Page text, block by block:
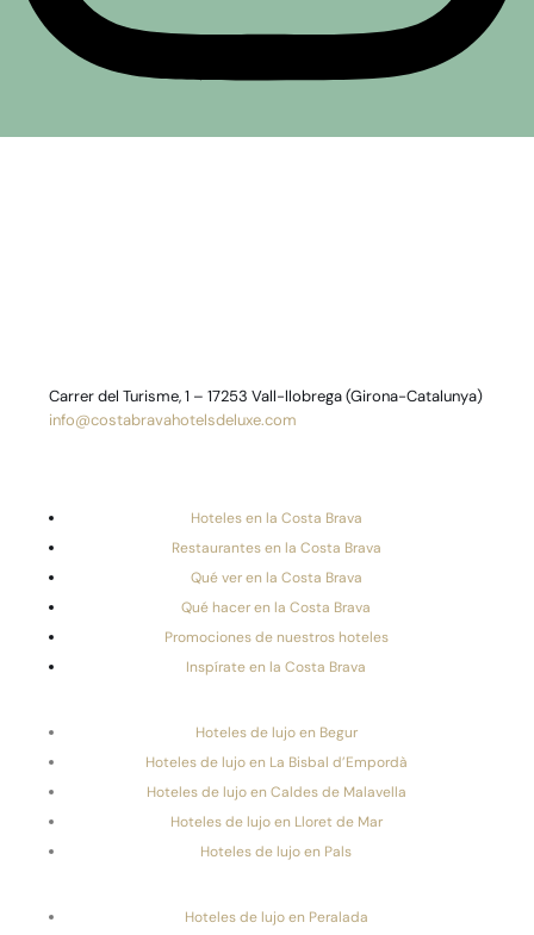
Carrer del Turisme, 1 – 17253 Vall-llobrega (Girona-Catalunya)
info@costabravahotelsdeluxe.com
Hoteles en la Costa Brava
Restaurantes en la Costa Brava
Qué ver en la Costa Brava
Qué hacer en la Costa Brava
Promociones de nuestros hoteles
Inspírate en la Costa Brava
Hoteles de lujo en Begur
Hoteles de lujo en La Bisbal d’Empordà
Hoteles de lujo en Caldes de Malavella
Hoteles de lujo en Lloret de Mar
Hoteles de lujo en Pals
Hoteles de lujo en Peralada